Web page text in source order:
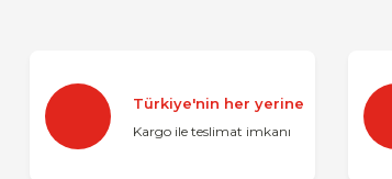
Türkiye'nin her yerine
Kargo ile teslimat imkanı